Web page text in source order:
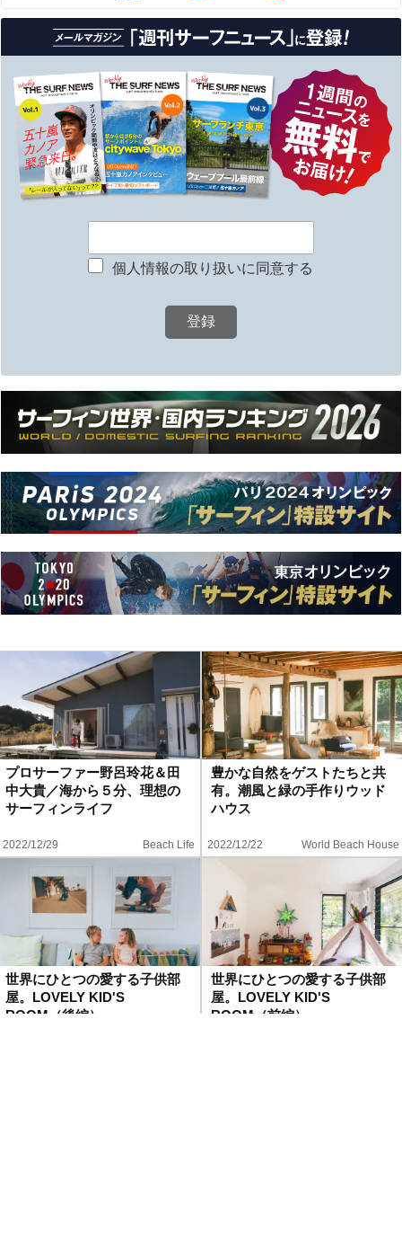
個人情報の取り扱いに同意する
プロサーファー野呂玲花＆田
中大貴／海から５分、理想の
サーフィンライフ
2022/12/29 Beach Life
豊かな自然をゲストたちと共
有。潮風と緑の手作りウッド
ハウス
2022/12/22 World Beach House
世界にひとつの愛する子供部
屋。LOVELY KID'S
ROOM（後編）
世界にひとつの愛する子供部
屋。LOVELY KID'S
ROOM（前編）